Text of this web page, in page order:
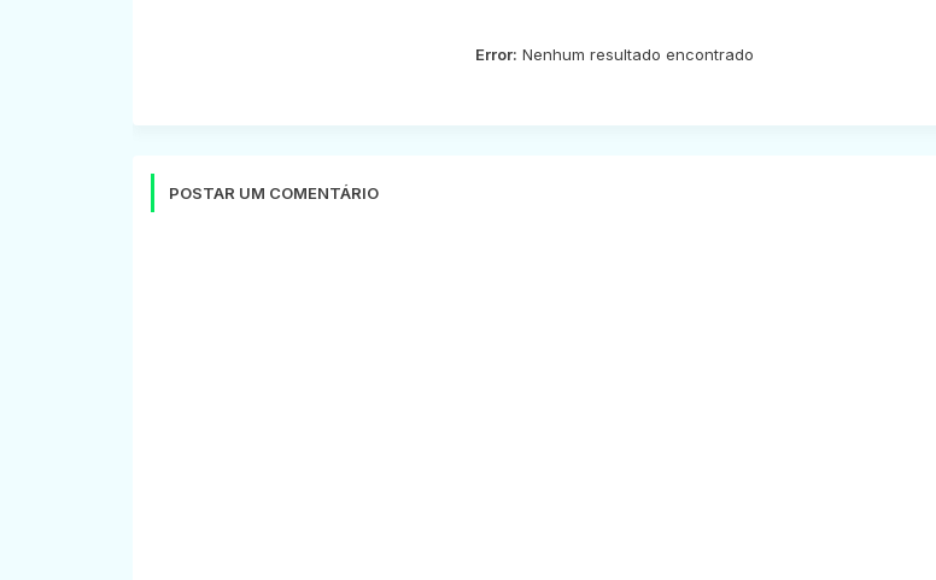
Error: Nenhum resultado encontrado
POSTAR UM COMENTÁRIO